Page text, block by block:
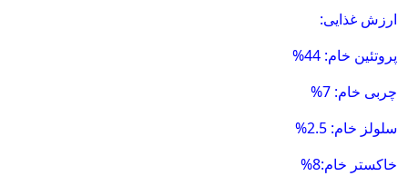
ارزش غذایی:
پروتئین خام: 44%
چربی خام: 7%
سلولز خام: 2.5%
خاکستر خام:8%